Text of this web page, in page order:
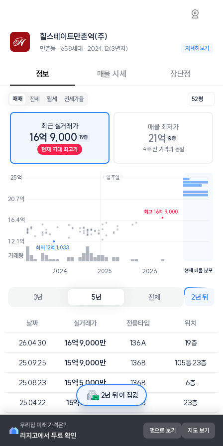
만촌동 힐스테이트만촌역(주) 아파트 시세·실
힐스테이트만촌역(주)는 만촌동에 위치한 658세대 대단지 아파트로,
인근 학군으로는 대구동원초등학교, 경신중학교, 경신고등학교가 있습
최고 31층, 용적률 539%, 건폐율 32%의 단지입니다.
교육 시설로는 아이엠수학교습소 (7m), 비전138원격학원 (7m)이 있
힐스테이트만촌역(
힐스테이트만촌역(주)
만촌동 · 658세대 · 2024.12(3년차) 만촌동 · 658세
자세히보기
정보 매물 시세 장단점
매매 전세 월세 전세가율 52평
최근 실거래가
16억 9,000 19층
현재 역대 최고가
매물 최저가
21억 중층
4주 전 가격과 동일
입주일
2024 2025 2026
거래량
12.1억
16.4억
20.7억
25억
최고 16억 9,000
최저 12억 1,033
21억
현재 매물 분포
3년 5년 전체 2년 뒤
날짜 실거래가 전용타입 위치
26.04.30 16억 9,000만 136A 19층
25.09.25 15억 9,000만 136B 105동 23층
25.08.23 15억 5,000만 136B 6층
25.04.22 15억 2,167만 136B 23층
25.04.15 14억 5,194만 136A 10층
2년 뒤 이 집값
앱으로 보기 지도 보기